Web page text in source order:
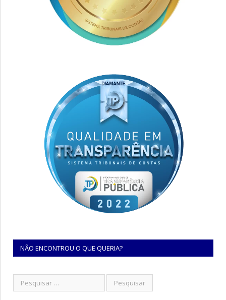
NÃO ENCONTROU O QUE QUERIA?